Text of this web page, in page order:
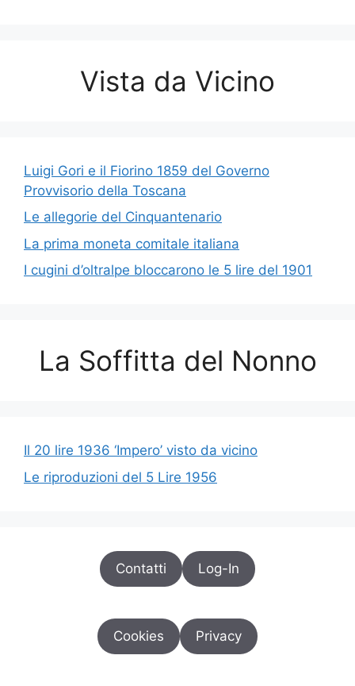
Vista da Vicino
Luigi Gori e il Fiorino 1859 del Governo
Provvisorio della Toscana
Le allegorie del Cinquantenario
La prima moneta comitale italiana
I cugini d’oltralpe bloccarono le 5 lire del 1901
La Soffitta del Nonno
Il 20 lire 1936 ‘Impero’ visto da vicino
Le riproduzioni del 5 Lire 1956
Contatti Log-In
Cookies Privacy